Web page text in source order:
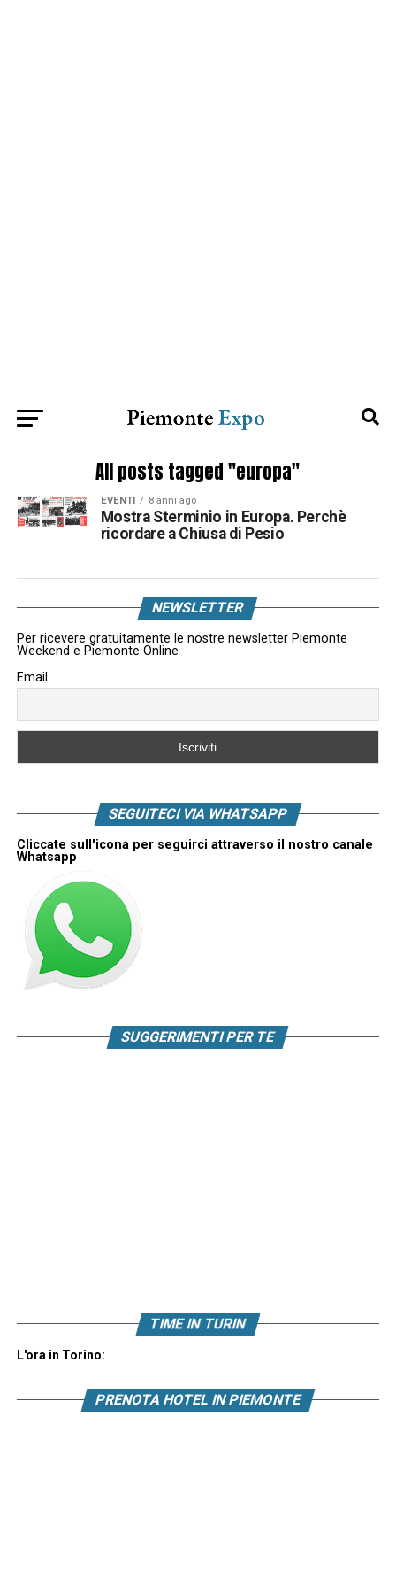
All posts tagged "europa"
EVENTI 8 anni ago
Mostra Sterminio in Europa. Perchè
ricordare a Chiusa di Pesio
NEWSLETTER
Per ricevere gratuitamente le nostre newsletter Piemonte
Weekend e Piemonte Online
Email
SEGUITECI VIA WHATSAPP
Cliccate sull'icona per seguirci attraverso il nostro canale
Whatsapp
SUGGERIMENTI PER TE
TIME IN TURIN
L'ora in Torino:
PRENOTA HOTEL IN PIEMONTE